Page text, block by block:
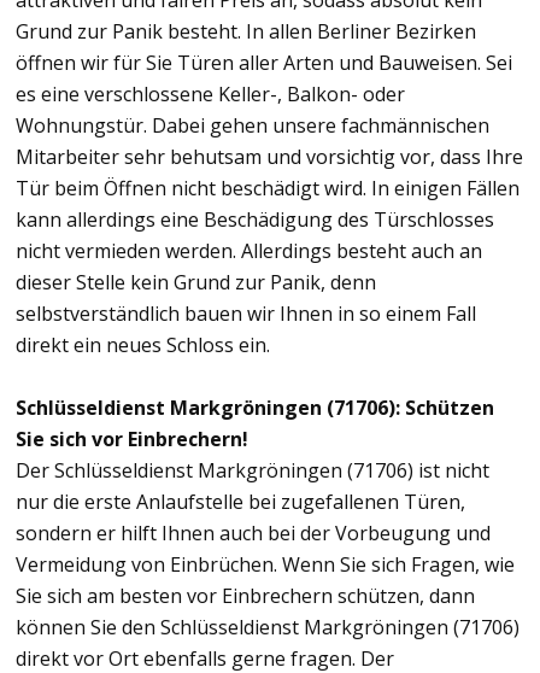
Grund zur Panik besteht. In allen Berliner Bezirken
öffnen wir für Sie Türen aller Arten und Bauweisen. Sei
es eine verschlossene Keller-, Balkon- oder
Wohnungstür. Dabei gehen unsere fachmännischen
Mitarbeiter sehr behutsam und vorsichtig vor, dass Ihre
Tür beim Öffnen nicht beschädigt wird. In einigen Fällen
kann allerdings eine Beschädigung des Türschlosses
nicht vermieden werden. Allerdings besteht auch an
dieser Stelle kein Grund zur Panik, denn
selbstverständlich bauen wir Ihnen in so einem Fall
direkt ein neues Schloss ein.
Schlüsseldienst Markgröningen (71706): Schützen
Sie sich vor Einbrechern!
Der Schlüsseldienst Markgröningen (71706) ist nicht
nur die erste Anlaufstelle bei zugefallenen Türen,
sondern er hilft Ihnen auch bei der Vorbeugung und
Vermeidung von Einbrüchen. Wenn Sie sich Fragen, wie
Sie sich am besten vor Einbrechern schützen, dann
können Sie den Schlüsseldienst Markgröningen (71706)
direkt vor Ort ebenfalls gerne fragen. Der